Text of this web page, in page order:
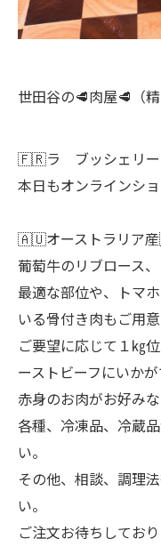
世田谷の🥩肉屋🥩（
🇫🇷ラ ブッシェリ
本日もオンラインシ
🇦🇺オーストラリア
葡萄牛のリブロース
最適な部位や、トマ
いる骨付き肉もご用意
ご要望に応じて１㎏
ーストビーフにいかが
赤身のお肉がお好み
各種、冷凍品、冷蔵
い。
その他、相談、調理
い。
ご注文お待ちしており